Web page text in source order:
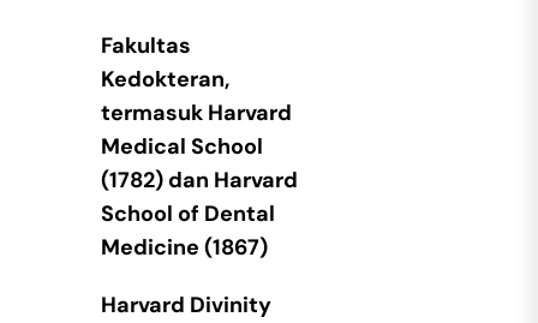
Fakultas
Kedokteran,
termasuk Harvard
Medical School
(1782) dan Harvard
School of Dental
Medicine (1867)
Harvard Divinity